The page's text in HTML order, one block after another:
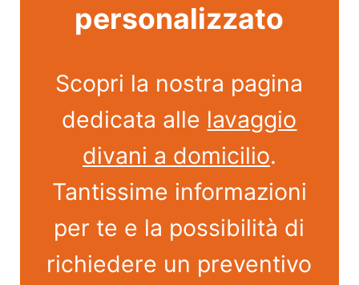
personalizzato
Scopri la nostra pagina
dedicata alle lavaggio
divani a domicilio.
Tantissime informazioni
per te e la possibilità di
richiedere un preventivo